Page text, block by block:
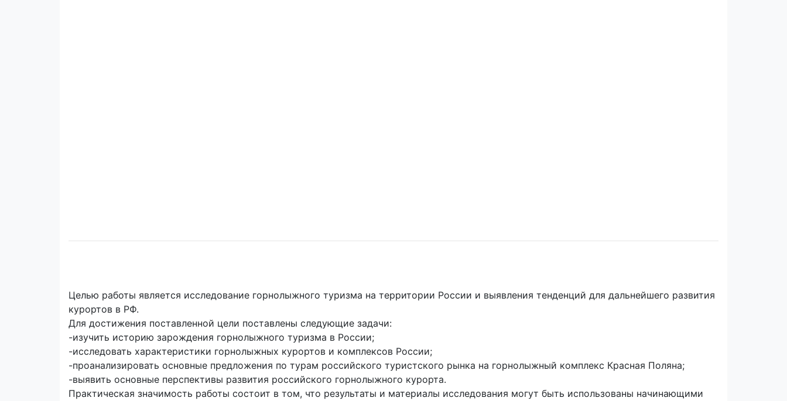
Целью работы является исследование горнолыжного туризма на территории России и выявления тенденций для дальнейшего развития
курортов в РФ.
Для достижения поставленной цели поставлены следующие задачи:
-изучить историю зарождения горнолыжного туризма в России;
-исследовать характеристики горнолыжных курортов и комплексов России;
-проанализировать основные предложения по турам российского туристского рынка на горнолыжный комплекс Красная Поляна;
-выявить основные перспективы развития российского горнолыжного курорта.
Практическая значимость работы состоит в том, что результаты и материалы исследования могут быть использованы начинающими